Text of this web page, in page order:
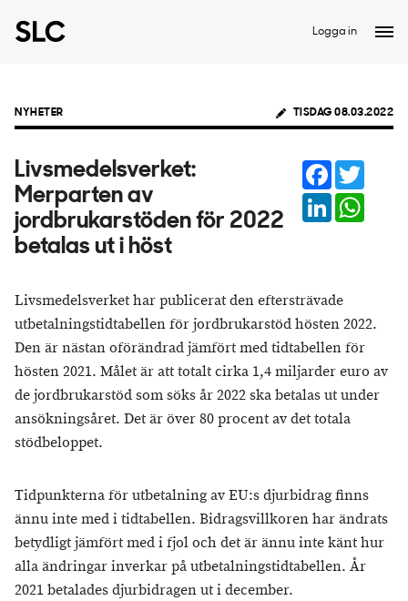
Logga in
NYHETER TISDAG 08.03.2022
Livsmedelsverket:
Merparten av
jordbrukarstöden för 2022
betalas ut i höst
Facebook
LinkedIn
Livsmedelsverket har publicerat den eftersträvade
utbetalningstidtabellen för jordbrukarstöd hösten 2022.
Den är nästan oförändrad jämfört med tidtabellen för
hösten 2021. Målet är att totalt cirka 1,4 miljarder euro av
de jordbrukarstöd som söks år 2022 ska betalas ut under
ansökningsåret. Det är över 80 procent av det totala
stödbeloppet.
Tidpunkterna för utbetalning av EU:s djurbidrag finns
ännu inte med i tidtabellen. Bidragsvillkoren har ändrats
betydligt jämfört med i fjol och det är ännu inte känt hur
alla ändringar inverkar på utbetalningstidtabellen. År
2021 betalades djurbidragen ut i december.